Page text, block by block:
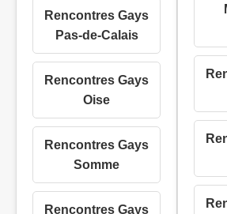
Rencontres Gays
Pas-de-Calais
Rencontres Gays
Oise
Rencontres Gays
Somme
Rencontres Gays